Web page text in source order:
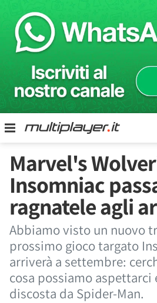
Marvel's
Insomniac
ragnatele agli
Abbiamo visto un nuovo
prossimo gioco targato
arriverà a settembre:
cosa possiamo aspettarci
discosta da Spider-Man.